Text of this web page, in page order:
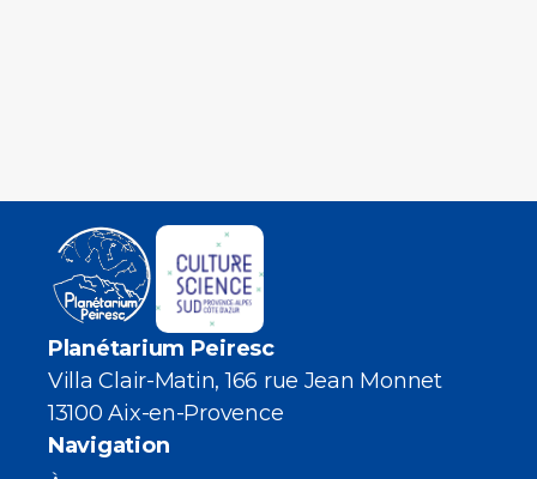
Planétarium Peiresc
Villa Clair-Matin, 166 rue Jean Monnet
13100 Aix-en-Provence
Navigation